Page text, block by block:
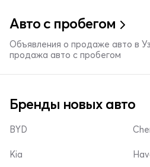
Авто с пробегом
Объявления о продаже авто в
продажа авто с пробегом
Бренды новых авто
BYD
Kia